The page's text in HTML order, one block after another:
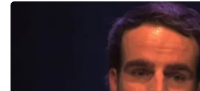
5606+reviews